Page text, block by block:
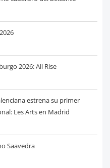
2026: All Rise
estrena su primer
Les Arts en Madrid
Saavedra